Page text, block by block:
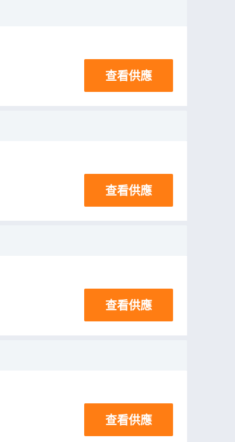
查看供應
查看供應
查看供應
查看供應